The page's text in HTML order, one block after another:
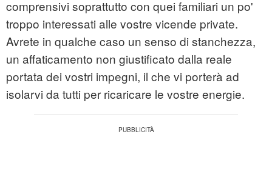
comprensivi soprattutto con quei familiari un po'
troppo interessati alle vostre vicende private.
Avrete in qualche caso un senso di stanchezza,
un affaticamento non giustificato dalla reale
portata dei vostri impegni, il che vi porterà ad
isolarvi da tutti per ricaricare le vostre energie.